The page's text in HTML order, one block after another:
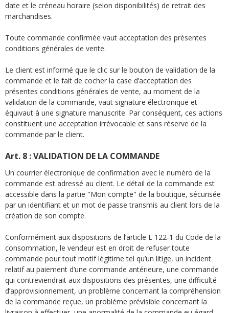
date et le créneau horaire (selon disponibilités) de retrait des
marchandises.
Toute commande confirmée vaut acceptation des présentes
conditions générales de vente.
Le client est informé que le clic sur le bouton de validation de la
commande et le fait de cocher la case d’acceptation des
présentes conditions générales de vente, au moment de la
validation de la commande, vaut signature électronique et
équivaut à une signature manuscrite. Par conséquent, ces actions
constituent une acceptation irrévocable et sans réserve de la
commande par le client.
Art. 8 : VALIDATION DE LA COMMANDE
Un courrier électronique de confirmation avec le numéro de la
commande est adressé au client. Le détail de la commande est
accessible dans la partie "Mon compte" de la boutique, sécurisée
par un identifiant et un mot de passe transmis au client lors de la
création de son compte.
Conformément aux dispositions de l’article L 122-1 du Code de la
consommation, le vendeur est en droit de refuser toute
commande pour tout motif légitime tel qu’un litige, un incident
relatif au paiement d’une commande antérieure, une commande
qui contreviendrait aux dispositions des présentes, une difficulté
d’approvisionnement, un problème concernant la compréhension
de la commande reçue, un problème prévisible concernant la